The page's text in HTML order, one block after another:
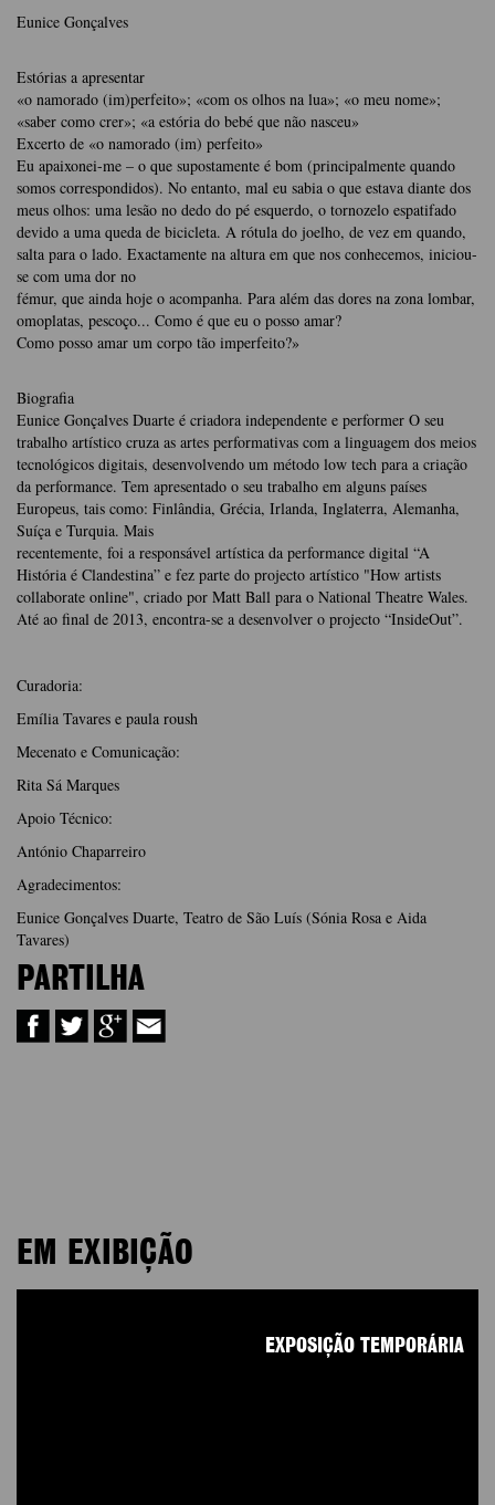
Eunice Gonçalves
Estórias a apresentar
«o namorado (im)perfeito»; «com os olhos na lua»; «o meu nome»;
«saber como crer»; «a estória do bebé que não nasceu»
Excerto de «o namorado (im) perfeito»
Eu apaixonei-me – o que supostamente é bom (principalmente quando
somos correspondidos). No entanto, mal eu sabia o que estava diante dos
meus olhos: uma lesão no dedo do pé esquerdo, o tornozelo espatifado
devido a uma queda de bicicleta. A rótula do joelho, de vez em quando,
salta para o lado. Exactamente na altura em que nos conhecemos, iniciou-
se com uma dor no
fémur, que ainda hoje o acompanha. Para além das dores na zona lombar,
omoplatas, pescoço... Como é que eu o posso amar?
Como posso amar um corpo tão imperfeito?»
Biografia
Eunice Gonçalves Duarte é criadora independente e performer O seu
trabalho artístico cruza as artes performativas com a linguagem dos meios
tecnológicos digitais, desenvolvendo um método low tech para a criação
da performance. Tem apresentado o seu trabalho em alguns países
Europeus, tais como: Finlândia, Grécia, Irlanda, Inglaterra, Alemanha,
Suíça e Turquia. Mais
recentemente, foi a responsável artística da performance digital “A
História é Clandestina” e fez parte do projecto artístico "How artists
collaborate online", criado por Matt Ball para o National Theatre Wales.
Até ao final de 2013, encontra-se a desenvolver o projecto “InsideOut”.
Curadoria:
Emília Tavares e paula roush
Mecenato e Comunicação:
Rita Sá Marques
Apoio Técnico:
António Chaparreiro
Agradecimentos:
Eunice Gonçalves Duarte, Teatro de São Luís (Sónia Rosa e Aida
Tavares)
PARTILHA
EM EXIBIÇÃO
EXPOSIÇÃO TEMPORÁRIA